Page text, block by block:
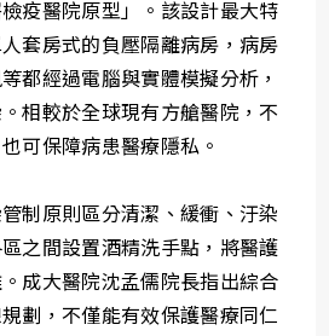
疫醫院原型」。該設計最大特
套房式的負壓隔離病房，病房
都經過電腦與實體模擬分析，
相較於全球現有方艙醫院，不
可保障病患醫療隱私。
制原則區分清潔、緩衝、汙染
之間設置酒精洗手點，將醫護
成大醫院沈孟儒院長指出綜合
劃，不僅能有效保護醫療同仁